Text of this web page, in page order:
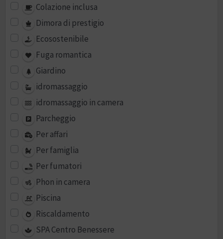
Colazione inclusa
Dimora di prestigio
Ecosostenibile
Fuga romantica
Giardino
idromassaggio
idromassaggio in camera
Parcheggio
Per affari
Per famiglia
Per fumatori
Phon in camera
Piscina
Riscaldamento
SPA Centro Benessere